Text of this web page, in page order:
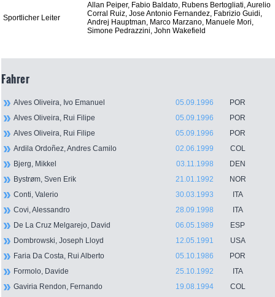
Sportlicher Leiter
Allan Peiper, Fabio Baldato, Rubens Bertogliati, Aurelio
Corral Ruiz, Jose Antonio Fernandez, Fabrizio Guidi,
Andrej Hauptman, Marco Marzano, Manuele Mori,
Simone Pedrazzini, John Wakefield
Fahrer
Alves Oliveira, Ivo Emanuel 05.09.1996
POR
Alves Oliveira, Rui Filipe
05.09.1996
POR
Alves Oliveira, Rui Filipe
05.09.1996
POR
Ardila Ordoñez, Andres Camilo
02.06.1999
COL
Bjerg, Mikkel
03.11.1998
DEN
Bystrøm, Sven Erik
21.01.1992
NOR
Conti, Valerio
30.03.1993
ITA
Covi, Alessandro
28.09.1998
ITA
De La Cruz Melgarejo, David
06.05.1989
ESP
Dombrowski, Joseph Lloyd
12.05.1991
USA
Faria Da Costa, Rui Alberto
05.10.1986
POR
Formolo, Davide
25.10.1992
ITA
Gaviria Rendon, Fernando
19.08.1994
COL